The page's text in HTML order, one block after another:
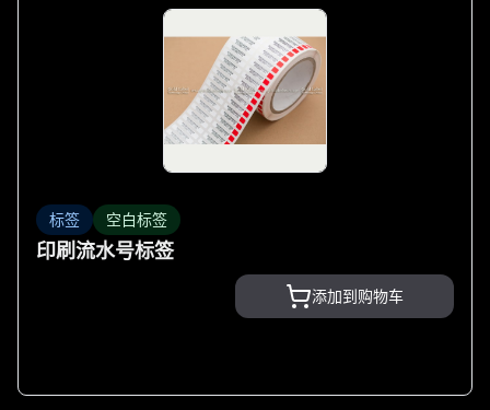
标签 空白标签
印刷流水号标签
添加到购物车